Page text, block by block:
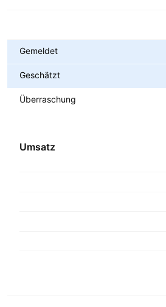
Gemeldet
Geschätzt
Überraschung
Umsatz